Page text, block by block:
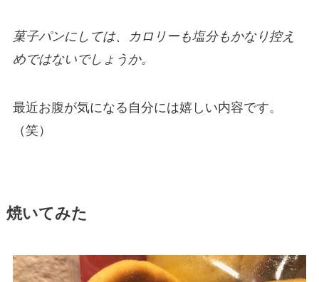
菓子パンにしては、カロリーも塩分もかなり控え
めではないでしょうか。
最近お腹が気になる自分には嬉しい内容です。
（笑）
焼いてみた